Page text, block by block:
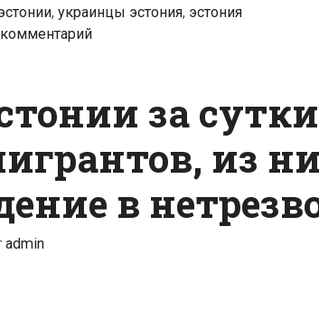
, украинцы эстония, эстония
за
из
в
admin